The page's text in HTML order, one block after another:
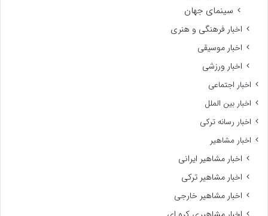
سینمای جهان
اخبار فرهنگی و هنری
اخبار موسیقی
اخبار ورزشی
اخبار اجتماعی
اخبار بین الملل
اخبار رسانه ترکی
اخبار مشاهیر
اخبار مشاهیر ایرانی
اخبار مشاهیر ترکی
اخبار مشاهیر خارجی